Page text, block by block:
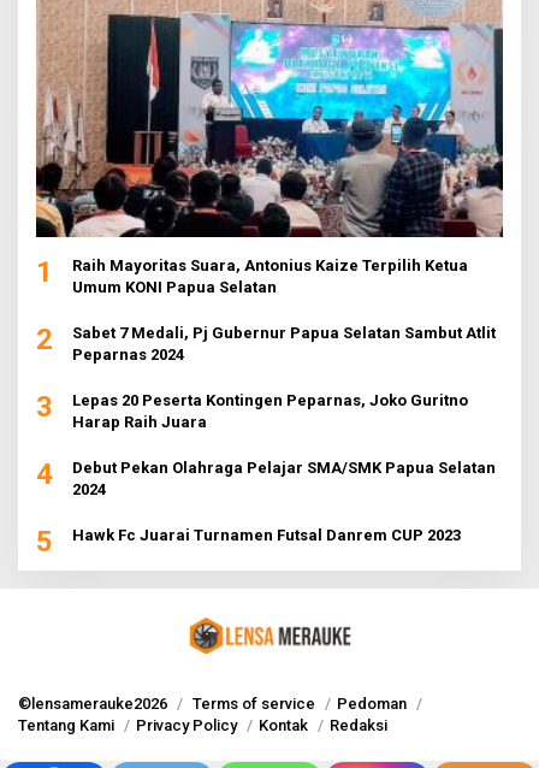
1
Raih Mayoritas Suara, Antonius Kaize Terpilih Ketua
Umum KONI Papua Selatan
2
Sabet 7 Medali, Pj Gubernur Papua Selatan Sambut Atlit
Peparnas 2024
3
Lepas 20 Peserta Kontingen Peparnas, Joko Guritno
Harap Raih Juara
4
Debut Pekan Olahraga Pelajar SMA/SMK Papua Selatan
2024
5 Hawk Fc Juarai Turnamen Futsal Danrem CUP 2023
©lensamerauke2026 Terms of service
Pedoman
Tentang Kami
Privacy Policy Kontak Redaksi